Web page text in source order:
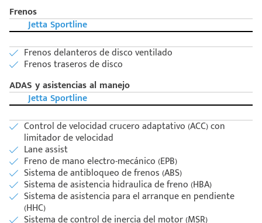
Frenos
Jetta Sportline
Frenos delanteros de disco ventilado
Frenos traseros de disco
ADAS y asistencias al manejo
Jetta Sportline
Control de velocidad crucero adaptativo (ACC) con
limitador de velocidad
Lane assist
Freno de mano electro-mecánico (EPB)
Sistema de antibloqueo de frenos (ABS)
Sistema de asistencia hidraulica de freno (HBA)
Sistema de asistencia para el arranque en pendiente
(HHC)
Sistema de control de inercia del motor (MSR)